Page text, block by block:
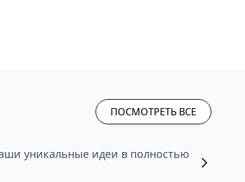
ПОСМОТРЕТЬ ВСЕ
уникальные идеи в полностью